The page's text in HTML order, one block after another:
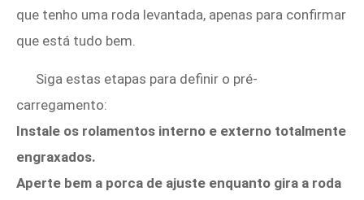
que tenho uma roda levantada, apenas para confirmar
que está tudo bem.
Siga estas etapas para definir o pré-
carregamento:
Instale os rolamentos interno e externo totalmente
engraxados.
Aperte bem a porca de ajuste enquanto gira a roda